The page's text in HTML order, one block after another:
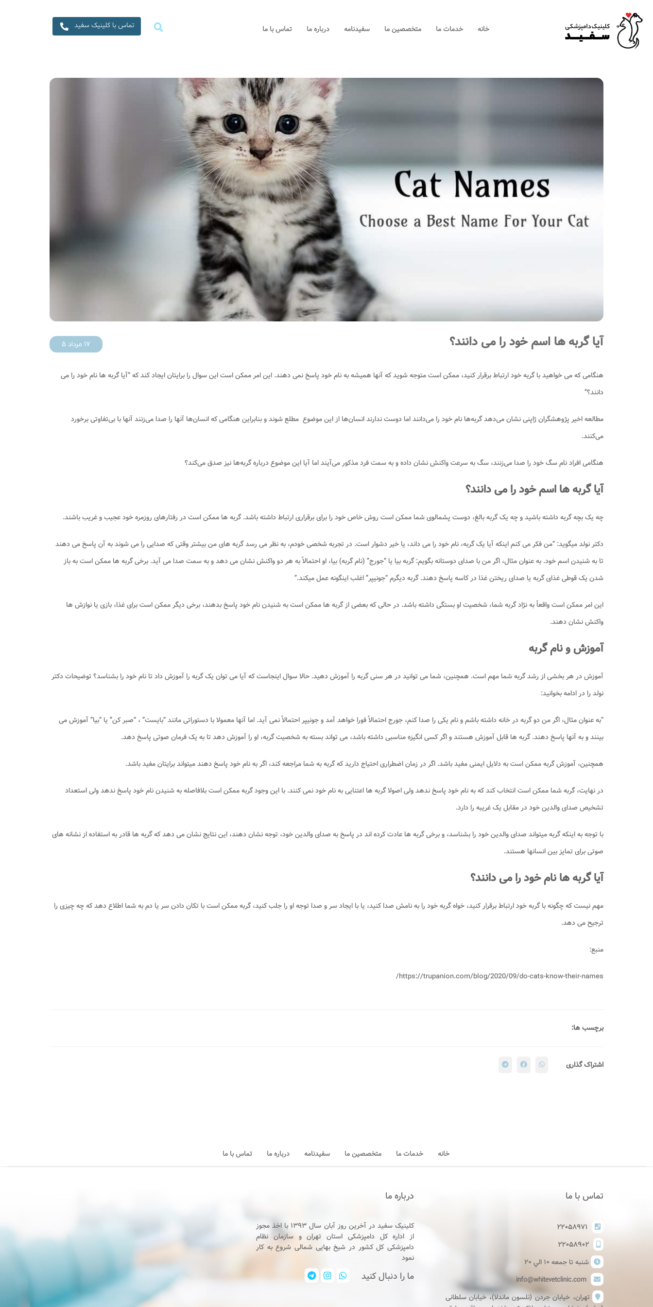
تماس با کلینیک سفید خانه خدمات ما متخصصین ما سفیدنامه درباره ما تماس با ما ×
سفیدنامه
درباره ما
تماس با ما
17 مرداد 5 آیا گربه ها اسم خود را می دانند؟
هنگامی که می خواهید با گربه خود ارتباط برقرار کنید، ممکن است متوجه شوید که آنها همیشه به نام خود پاسخ نمی دهند. این امر ممکن است این سوال را برایتان ایجاد کند که “آیا گربه ها نام خود را می
دانند؟”
مطالعه اخیر پژوهشگران ژاپنی نشان می‌دهد گربه‌ها نام‌ خود را می‌دانند اما دوست ندارند انسان‌ها از این موضوع مطلع شوند و بنابراین هنگامی که انسان‌ها آنها را صدا می‌زنند آنها با بی‌تفاوتی برخورد
می‌کنند.
هنگامی افراد نام سگ‌ خود را صدا می‌زنند، سگ به سرعت واکنش نشان داده و به سمت فرد مذکور می‌آیند اما آیا این موضوع درباره گربه‌ها نیز صدق می‌کند؟
آیا گربه ها اسم خود را می دانند؟
چه یک بچه گربه داشته باشید و چه یک گربه بالغ، دوست پشمالوی شما ممکن است روش خاص خود را برای برقراری ارتباط داشته باشد. گربه ها ممکن است در رفتارهای روزمره خود عجیب و غریب باشند.
دکتر نولد میگوید: “من فکر می کنم اینکه آیا یک گربه، نام خود را می داند، یا خیر دشوار است. در تجربه شخصی خودم، به نظر می رسد گربه های من بیشتر وقتی که صدایی را می شوند به آن پاسخ می دهند
تا به شنیدن اسم خود. به عنوان مثال، اگر من با صدای دوستانه بگویم: گربه بیا یا “جورج” (نام گربه) بیا، او احتمالاً به هر دو واکنش نشان می دهد و به سمت صدا می آید. برخی گربه ها ممکن است به باز
شدن یک قوطی غذای گربه یا صدای ریختن غذا در کاسه پاسخ دهند. گربه دیگرم “جونیپر” اغلب اینگونه عمل میکند.”
این امر ممکن است واقعاً به نژاد گربه شما، شخصیت او بستگی داشته باشد. در حالی که بعضی از گربه ها ممکن است به شنیدن نام خود پاسخ بدهند، برخی دیگر ممکن است برای غذا، بازی یا نوازش ها
واکنش نشان دهند.
آموزش و نام گربه
آموزش در هر بخشی از رشد گربه شما مهم است. همچنین، شما می توانید در هر سنی گربه را آموزش دهید. حالا سوال اینجاست که آیا می توان یک گربه را آموزش داد تا نام خود را بشناسد؟ توضیحات دکتر
نولد را در ادامه بخوانید:
“به عنوان مثال، اگر من دو گربه در خانه داشته باشم و نام یکی را صدا کنم، جورج احتمالاً فورا خواهد آمد و جونیپر احتمالاً نمی آید. اما آنها معمولا با دستوراتی مانند “بایست” ، “صبر کن” یا “بیا” آموزش می
بینند و به آنها پاسخ دهند. گربه ها قابل آموزش هستند و اگر کسی انگیزه مناسبی داشته باشد، می تواند بسته به شخصیت گربه، او را آموزش دهد تا به یک فرمان صوتی پاسخ دهد.
همچنین، آموزش گربه ممکن است به دلایل ایمنی مفید باشد. اگر در زمان اضطراری احتیاج دارید که گربه به شما مراجعه کند، اگر به نام خود پاسخ دهند میتواند برایتان مفید باشد.
در نهایت، گربه شما ممکن است انتخاب کند که به نام خود پاسخ ندهد ولی اصولا گربه ها اعتنایی به نام خود نمی کنند. با این وجود گربه ممکن است بلافاصله به شنیدن نام خود پاسخ ندهد ولی استعداد
تشخیص صدای والدین خود در مقابل یک غریبه را دارد.
با توجه به اینکه گربه میتواند صدای والدین خود را بشناسد، و برخی گربه ها عادت کرده اند در پاسخ به صدای والدین خود، توجه نشان دهند، این نتایج نشان می دهد که گربه ها قادر به استفاده از نشانه های
صوتی برای تمایز بین انسانها هستند.
آیا گربه ها نام خود را می دانند؟
مهم نیست که چگونه با گربه خود ارتباط برقرار کنید، خواه گربه خود را به نامش صدا کنید، یا با ایجاد سر و صدا توجه او را جلب کنید، گربه ممکن است با تکان دادن سر یا دم به شما اطلاع دهد که چه چیزی را
ترجیح می دهد.
منبع:
https://trupanion.com/blog/2020/09/do-cats-know-their-names/
برچسب ها:
اشتراک گذاری
خانه خدمات ما متخصصین ما سفیدنامه درباره ما تماس با ما
درباره ما
کلینیک سفید در آخرین روز آبان سال ۱۳۹۳ با اخذ مجوز
از اداره کل دامپزشکی استان تهران و سازمان نظام
دامپزشکی کل کشور در شیخ بهایی شمالی شروع به کار
نمود
ما را دنبال کنید
تماس با ما
۲۲۰۵۸۹۷۱
۲۲۰۵۸۹۰۲
شنبه تا جمعه ١٠ الي ٢٠
info@whitevetclinic.com
تهران، خیابان جردن (نلسون ماندلا)، خیابان سلطانی